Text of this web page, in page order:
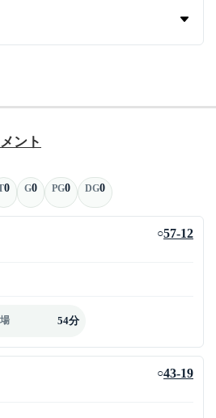
ント
0 G0 PG0 DG0
○57-12
54分
○43-19